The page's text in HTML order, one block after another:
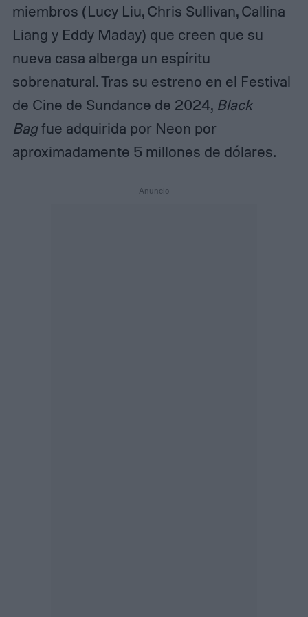
miembros (Lucy Liu, Chris Sullivan, Callina
Liang y Eddy Maday) que creen que su
nueva casa alberga un espíritu
sobrenatural. Tras su estreno en el Festival
de Cine de Sundance de 2024, Black
Bagfue adquirida por Neon por
aproximadamente 5 millones de dólares.